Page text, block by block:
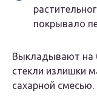
покрывало
Выкладывают на
стекли излишки
сахарной смесью.